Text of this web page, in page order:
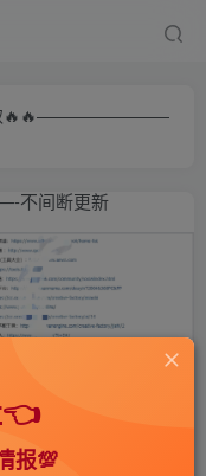
领取🔥🔥————————
不间断更新
报💯